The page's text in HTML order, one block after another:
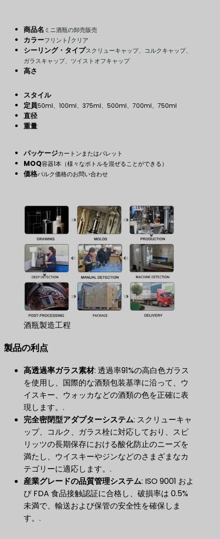
商品名 ミニ酒瓶の卸売販売
カラーフリント/クリア
シーリング・タイプスクリューキャップ、コルクキャップ、
ガラスキャップ、ツイストオフキャップ
高さ
スタイル
定員50ml、100ml、375ml、500ml、700ml、750ml
直径
重量
パッケージカートンまたはパレット
MOQ容器1本（様々なボトルを混ぜることができる）
価格バルク価格のお問い合わせ
酒瓶製造工程
製品の利点​
高透過率ガラス素材​: 透過率91%の高白色ガラス
を使用し、国際的な酒類包装基準に沿って、ウ
イスキー、ウォッカなどの酒類の色を正確に表
現します。.
完全密閉型アダプターシステム​: スクリューキャ
ップ、コルク、ガラス栓に対応しており、スピ
リッツの長期保存における酸化防止のニーズを
満たし、ウイスキーやジンなどのさまざまなカ
テゴリーに適応します。.
産業グレードの品質管理システム​: ISO 9001 およ
び FDA 食品接触認証に合格し、破損率は 0.5%
未満で、輸送および保管の安全性を確保しま
す。.